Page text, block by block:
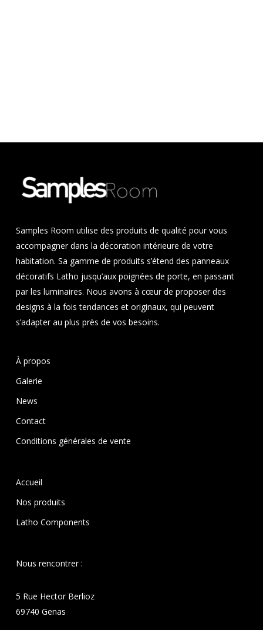
Samples Room utilise des produits de qualité pour vous
accompagner dans la décoration intérieure de votre
habitation. Sa gamme de produits s’étend des panneaux
décoratifs Latho jusqu’aux poignées de porte, en passant
par les luminaires. Nous avons à cœur de proposer des
designs à la fois tendances et originaux, qui peuvent
s’adapter au plus près de vos besoins.
À propos
Galerie
News
Contact
Conditions générales de vente
Accueil
Nos produits
Latho Components
Nous rencontrer :
5 Rue Hector Berlioz
69740 Genas